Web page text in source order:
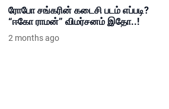
ரோபோ சங்கரின் கடைசி படம் எப்படி?
“ஈகோ ராமன்” விமர்சனம் இதோ..!
2 months ago